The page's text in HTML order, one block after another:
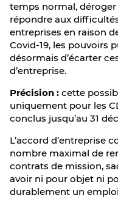
temps normal, déroger
répondre aux
entreprises en raison
Covid-19, les pouvoirs
désormais d’écarter
d’entreprise.
Précision : cette
uniquement pour les
conclus jusqu’au 31
L’accord d’entreprise
nombre maximal de
contrats de mission,
avoir ni pour objet ni
durablement un